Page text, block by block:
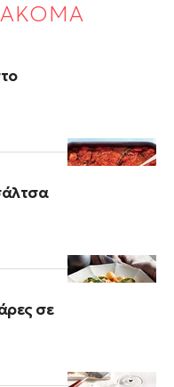
ΑΚΟΜΑ
σε